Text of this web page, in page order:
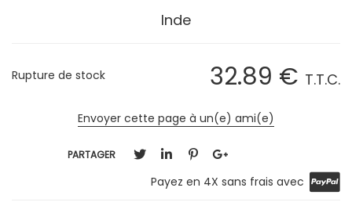
Inde
32.89 € T.T.C.
Rupture de stock
Envoyer cette page à un(e) ami(e)
PARTAGER
Payez en 4X sans frais avec